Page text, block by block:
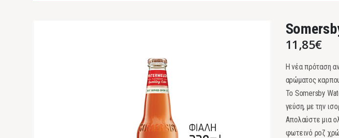
11,85€
Η νέα πρόταση
αρώματος
Το Somersby
γεύση, με την
Απολαύστε μια
φωτεινό ροζ